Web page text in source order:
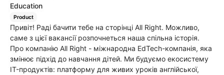
Education
Product
Привіт! Раді бачити тебе на сторінці All Right. Можливо,
саме з цієї вакансії розпочнеться наша спільна історія.
Про компанію All Right - міжнародна EdTech-компанія, яка
змінює підхід до навчання дітей. Ми будуємо екосистему
IT-продуктів: платформу для живих уроків англійської,